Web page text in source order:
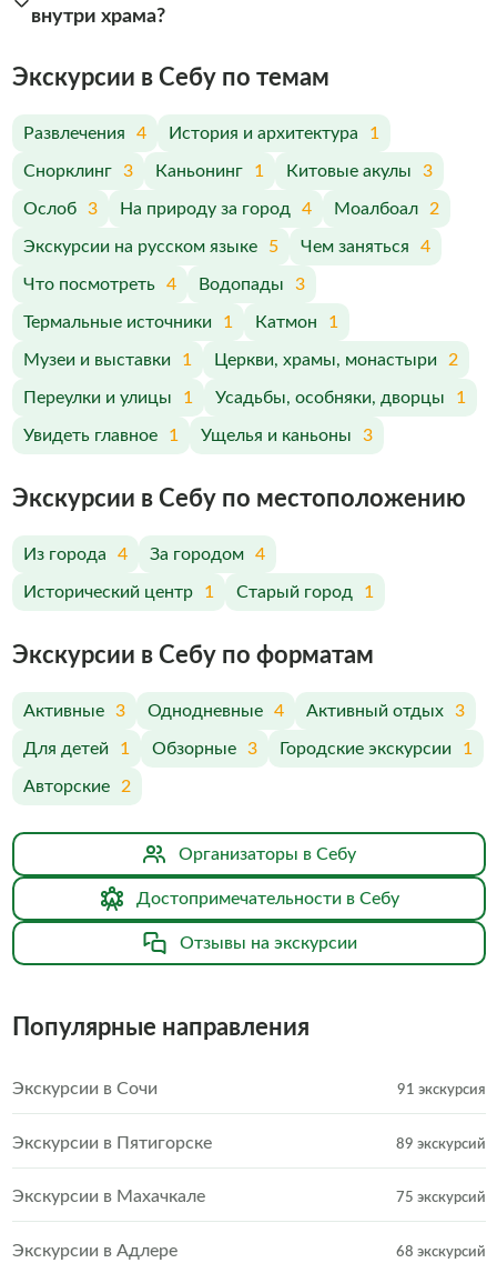
внутри храма?
Экскурсии в Себу по темам
Развлечения 4 История и архитектура 1
Снорклинг 3 Каньонинг 1 Китовые акулы 3
Ослоб 3 На природу за город 4 Моалбоал 2
Экскурсии на русском языке 5 Чем заняться 4
Что посмотреть 4 Водопады 3
Термальные источники 1 Катмон 1
Музеи и выставки 1 Церкви, храмы, монастыри 2
Переулки и улицы 1 Усадьбы, особняки, дворцы 1
Увидеть главное 1 Ущелья и каньоны 3
Экскурсии в Себу по меcтоположению
Из города 4 За городом 4
Исторический центр 1 Старый город 1
Экскурсии в Себу по форматам
Активные 3 Однодневные 4 Активный отдых 3
Для детей 1 Обзорные 3 Городские экскурсии 1
Авторские 2
Организаторы в Себу
Достопримечательности в Себу
Отзывы на экскурсии
Популярные направления
Экскурсии в Сочи 91 экскурсия
Экскурсии в Пятигорске 89 экскурсий
Экскурсии в Махачкале 75 экскурсий
Экскурсии в Адлере 68 экскурсий